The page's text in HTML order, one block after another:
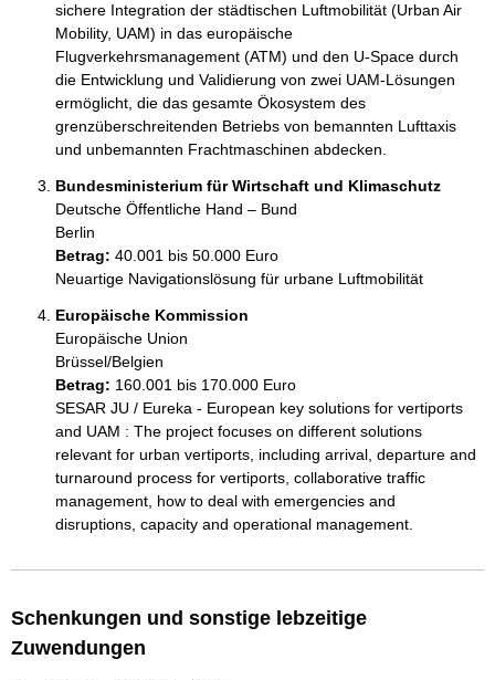
sichere Integration der städtischen Luftmobilität (Urban Air
Mobility, UAM) in das europäische
Flugverkehrsmanagement (ATM) und den U-Space durch
die Entwicklung und Validierung von zwei UAM-Lösungen
ermöglicht, die das gesamte Ökosystem des
grenzüberschreitenden Betriebs von bemannten Lufttaxis
Bundesministerium für Wirtschaft und Klimaschutz
Deutsche Öffentliche Hand – Bund
Berlin
Betrag: 40.001 bis 50.000 Euro
Neuartige Navigationslösung für urbane Luftmobilität
Europäische Kommission
Europäische Union
Brüssel/Belgien
Betrag: 160.001 bis 170.000 Euro
SESAR JU / Eureka - European key solutions for vertiports
and UAM : The project focuses on different solutions
relevant for urban vertiports, including arrival, departure and
turnaround process for vertiports, collaborative traffic
management, how to deal with emergencies and
disruptions, capacity and operational management.
Schenkungen und sonstige lebzeitige
Zuwendungen